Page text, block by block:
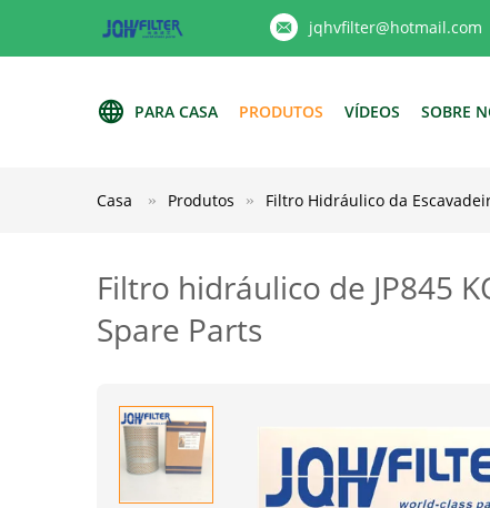
jqhvfilter@hotmail.com
PARA CASA PRODUTOS VÍDEOS SOBRE
Casa Produtos Filtro Hidráulico da
Filtro hidráulico de JP845
Spare Parts